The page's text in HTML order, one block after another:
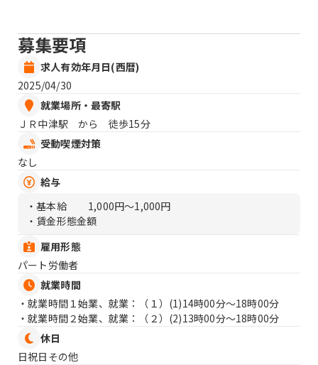
募集要項
求人有効年月日(西暦)
2025/04/30
就業場所・最寄駅
ＪＲ中津駅 から 徒歩15分
受動喫煙対策
なし
給与
・基本給
1,000円〜1,000円
・賃金形態金額
雇用形態
パート労働者
就業時間
・就業時間１始業、就業：（１） (1)14時00分〜18時00分
・就業時間２始業、就業：（２） (2)13時00分〜18時00分
休日
日祝日その他